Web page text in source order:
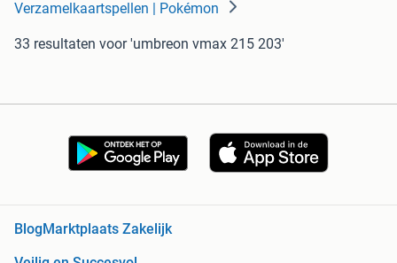
Verzamelkaartspellen | Pokémon
33 resultaten voor 'umbreon vmax 215 203'
BlogMarktplaats Zakelijk